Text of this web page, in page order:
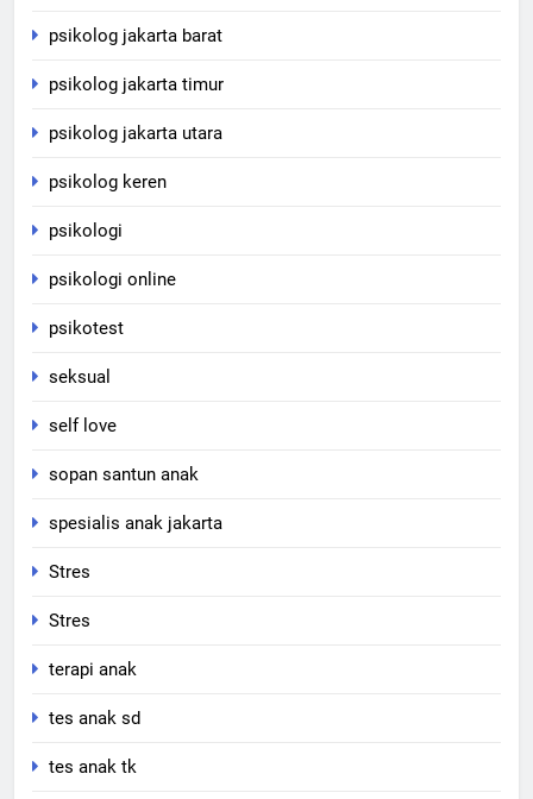
psikolog jakarta barat
psikolog jakarta timur
psikolog jakarta utara
psikolog keren
psikologi
psikologi online
psikotest
seksual
self love
sopan santun anak
spesialis anak jakarta
Stres
Stres
terapi anak
tes anak sd
tes anak tk